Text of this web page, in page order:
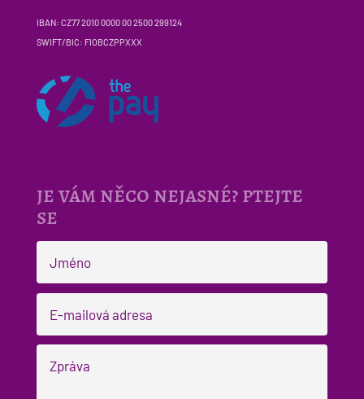
IBAN: CZ77 2010 0000 00 2500 299124
SWIFT/BIC: FIOBCZPPXXX
je vám něco nejasné? ptejte
se